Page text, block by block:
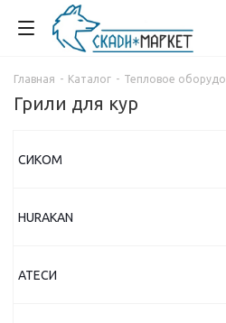
Главная - Каталог - Тепловое
Грили для кур
СИКОМ
HURAKAN
АТЕСИ